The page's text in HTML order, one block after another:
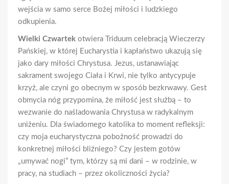
wejścia w samo serce Bożej miłości i ludzkiego
odkupienia.
Wielki Czwartek otwiera Triduum celebracją Wieczerzy
Pańskiej, w której Eucharystia i kapłaństwo ukazują się
jako dary miłości Chrystusa. Jezus, ustanawiając
sakrament swojego Ciała i Krwi, nie tylko antycypuje
krzyż, ale czyni go obecnym w sposób bezkrwawy. Gest
obmycia nóg przypomina, że miłość jest służbą – to
wezwanie do naśladowania Chrystusa w radykalnym
uniżeniu. Dla świadomego katolika to moment refleksji:
czy moja eucharystyczna pobożność prowadzi do
konkretnej miłości bliźniego? Czy jestem gotów
„umywać nogi” tym, którzy są mi dani – w rodzinie, w
pracy, na studiach – przez okoliczności życia?